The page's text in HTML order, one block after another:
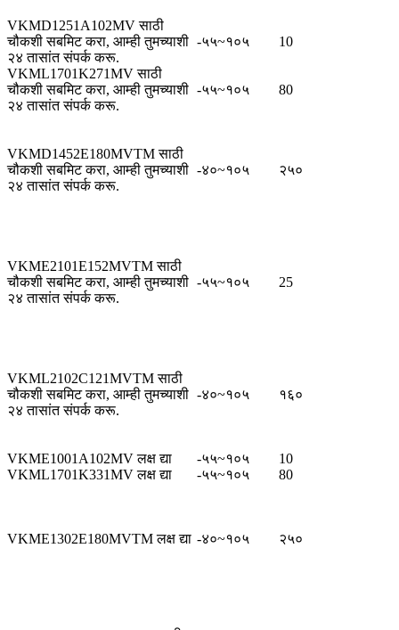
VKMD1251A102MV साठी
चौकशी सबमिट करा, आम्ही तुमच्याशी
२४ तासांत संपर्क करू.
-५५~१०५ 10
VKML1701K271MV साठी
चौकशी सबमिट करा, आम्ही तुमच्याशी
२४ तासांत संपर्क करू.
-५५~१०५ 80
VKMD1452E180MVTM साठी
चौकशी सबमिट करा, आम्ही तुमच्याशी
२४ तासांत संपर्क करू.
-४०~१०५ २५०
VKME2101E152MVTM साठी
चौकशी सबमिट करा, आम्ही तुमच्याशी
२४ तासांत संपर्क करू.
-५५~१०५ 25
VKML2102C121MVTM साठी
चौकशी सबमिट करा, आम्ही तुमच्याशी
२४ तासांत संपर्क करू.
-४०~१०५ १६०
VKME1001A102MV लक्ष द्या -५५~१०५
10
VKML1701K331MV लक्ष द्या
-५५~१०५ 80
VKME1302E180MVTM लक्ष द्या -४०~१०५ २५०